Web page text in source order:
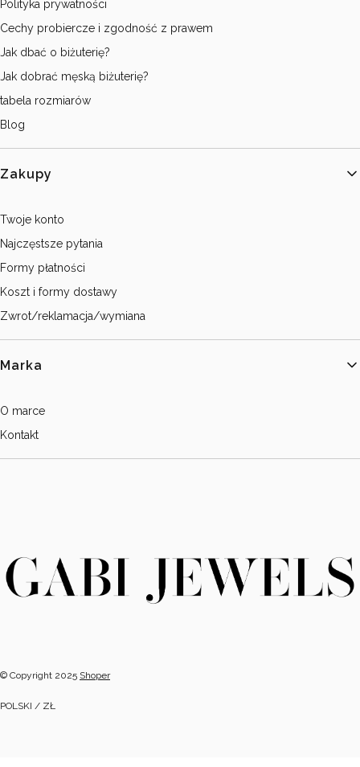
Polityka prywatności
Cechy probiercze i zgodność z prawem
Jak dbać o biżuterię?
Jak dobrać męską biżuterię?
tabela rozmiarów
Blog
Zakupy
Twoje konto
Najczęstsze pytania
Formy płatności
Koszt i formy dostawy
Zwrot/reklamacja/wymiana
Marka
O marce
Kontakt
© Copyright 2025 Shoper
POLSKI / ZŁ